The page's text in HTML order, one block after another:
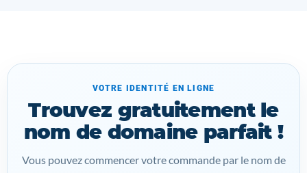
VOTRE IDENTITÉ EN LIGNE
Trouvez gratuitement le
nom de domaine parfait !
Vous pouvez commencer votre commande par le nom de